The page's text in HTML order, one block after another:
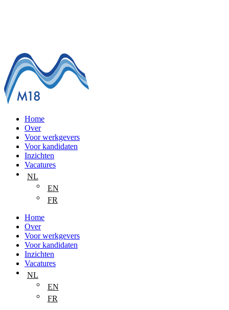
Home
Over
Voor werkgevers
Voor kandidaten
Inzichten
Vacatures
NL
EN
FR
Home
Over
Voor werkgevers
Voor kandidaten
Inzichten
Vacatures
NL
EN
FR